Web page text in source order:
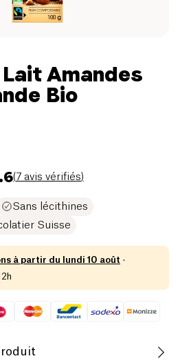
Amandes
Bio
(7 avis vérifiés)
Sans lécithines
Suisse
à partir du lundi 10 août ·